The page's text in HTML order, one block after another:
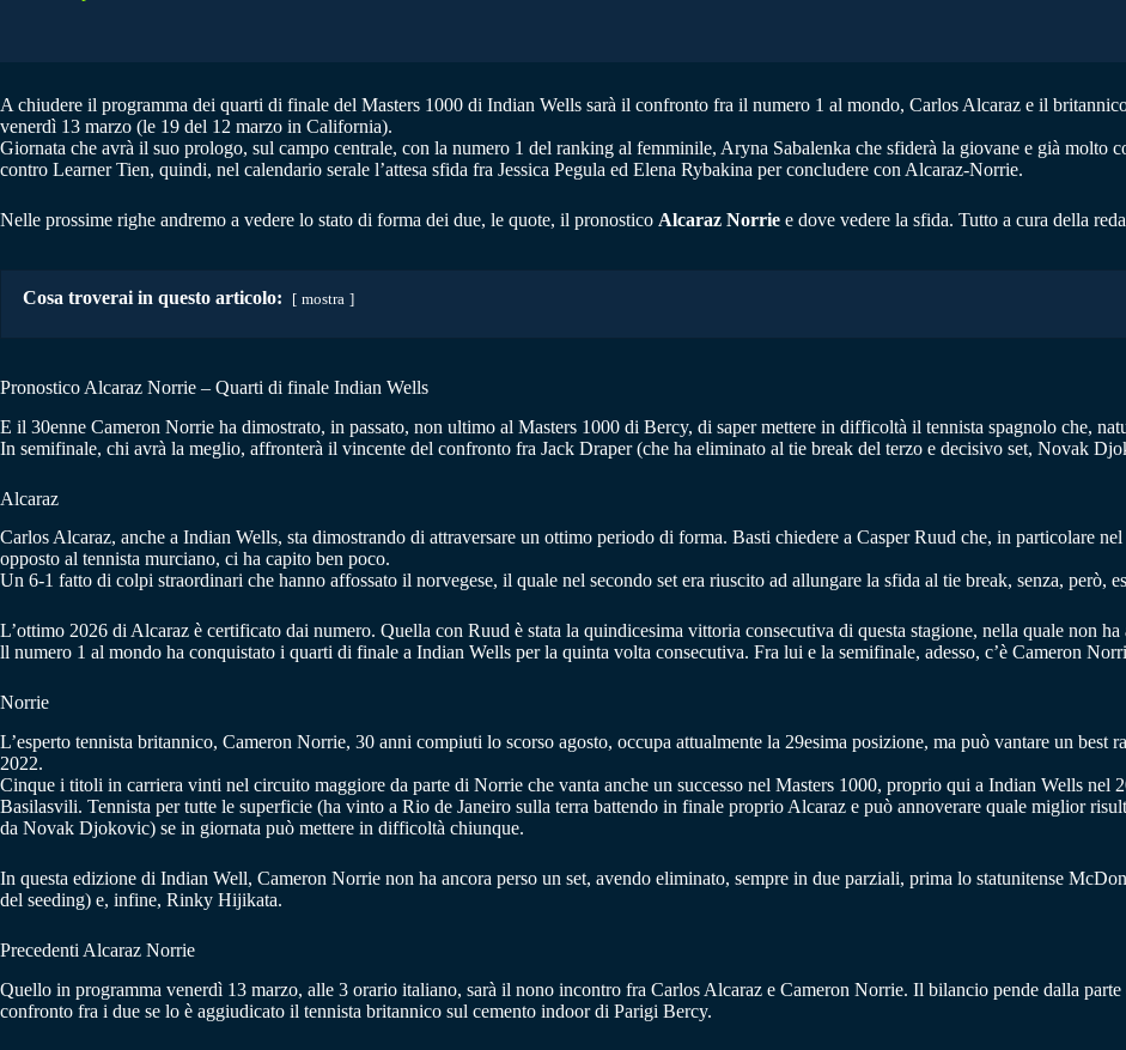
A chiudere il programma dei quarti di finale del Masters 1000 di Indian Wells sarà il confronto fra il numero 1 al mondo, Carlos Alcaraz e il
venerdì 13 marzo (le 19 del 12 marzo in California).
Giornata che avrà il suo prologo, sul campo centrale, con la numero 1 del ranking al femminile, Aryna Sabalenka che sfiderà la giovane e già molto
contro Learner Tien, quindi, nel calendario serale l’attesa sfida fra Jessica Pegula ed Elena Rybakina per concludere con Alcaraz-Norrie.
Nelle prossime righe andremo a vedere lo stato di forma dei due, le quote, il pronostico Alcaraz Norrie e dove vedere la sfida. Tutto a cura della
Cosa troverai in questo articolo: mostra
Pronostico Alcaraz Norrie – Quarti di finale Indian Wells
E il 30enne Cameron Norrie ha dimostrato, in passato, non ultimo al Masters 1000 di Bercy, di saper mettere in difficoltà il tennista spagnolo che,
In semifinale, chi avrà la meglio, affronterà il vincente del confronto fra Jack Draper (che ha eliminato al tie break del terzo e decisivo set, Novak
Alcaraz
Carlos Alcaraz, anche a Indian Wells, sta dimostrando di attraversare un ottimo periodo di forma. Basti chiedere a Casper Ruud che, in particolare
opposto al tennista murciano, ci ha capito ben poco.
Un 6-1 fatto di colpi straordinari che hanno affossato il norvegese, il quale nel secondo set era riuscito ad allungare la sfida al tie break, senza, però,
L’ottimo 2026 di Alcaraz è certificato dai numero. Quella con Ruud è stata la quindicesima vittoria consecutiva di questa stagione, nella quale non ha
ll numero 1 al mondo ha conquistato i quarti di finale a Indian Wells per la quinta volta consecutiva. Fra lui e la semifinale, adesso, c’è Cameron
Norrie
L’esperto tennista britannico, Cameron Norrie, 30 anni compiuti lo scorso agosto, occupa attualmente la 29esima posizione, ma può vantare un best
2022.
Cinque i titoli in carriera vinti nel circuito maggiore da parte di Norrie che vanta anche un successo nel Masters 1000, proprio qui a Indian Wells
Basilasvili. Tennista per tutte le superficie (ha vinto a Rio de Janeiro sulla terra battendo in finale proprio Alcaraz e può annoverare quale miglior
da Novak Djokovic) se in giornata può mettere in difficoltà chiunque.
In questa edizione di Indian Well, Cameron Norrie non ha ancora perso un set, avendo eliminato, sempre in due parziali, prima lo statunitense
del seeding) e, infine, Rinky Hijikata.
Precedenti Alcaraz Norrie
Quello in programma venerdì 13 marzo, alle 3 orario italiano, sarà il nono incontro fra Carlos Alcaraz e Cameron Norrie. Il bilancio pende dalla
confronto fra i due se lo è aggiudicato il tennista britannico sul cemento indoor di Parigi Bercy.